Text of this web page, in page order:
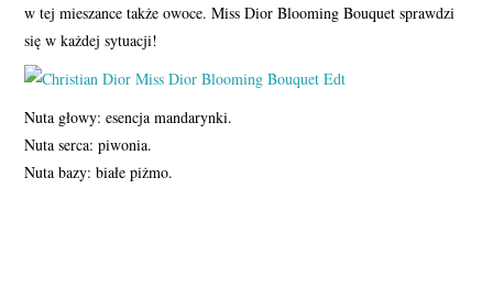
w tej mieszance także owoce. Miss Dior Blooming Bouquet sprawdzi
się w każdej sytuacji!
Nuta głowy: esencja mandarynki.
Nuta serca: piwonia.
Nuta bazy: białe piżmo.